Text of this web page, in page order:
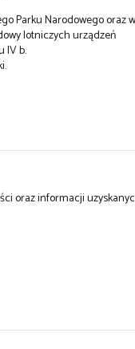
Parku Narodowego oraz w
lotniczych urządzeń
IV b.
oraz informacji